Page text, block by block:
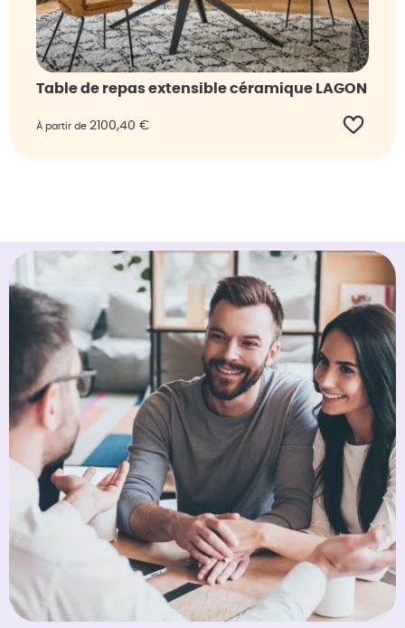
Table de repas extensible céramique LAGON
À partir de 2100,40 €